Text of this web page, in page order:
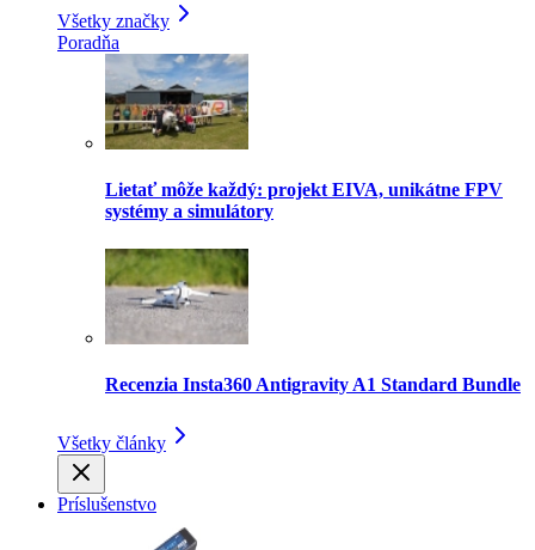
Všetky značky
Poradňa
Lietať môže každý: projekt EIVA, unikátne FPV
systémy a simulátory
Recenzia Insta360 Antigravity A1 Standard Bundle
Všetky články
Príslušenstvo